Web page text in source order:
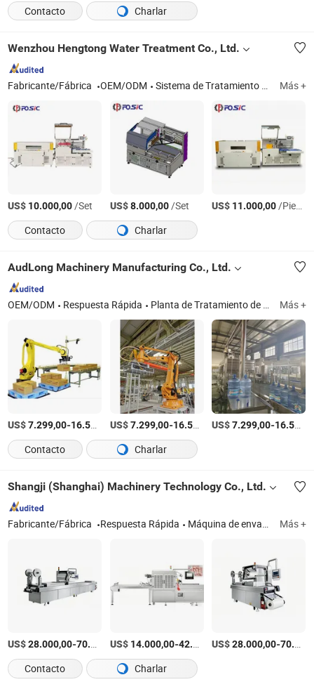
Contacto Charlar
Wenzhou Hengtong Water Treatment Co., Ltd.
Fabricante/Fábrica OEM/ODM Sistema de Tratamiento de Agua, Filtro de Agua, Recipiente a Presión, Carcasa del Filtro Más +
US$ 10.000,00/Set US$8.000,00/Set US$ 11.000,00/Pieza
Contacto
Charlar
AudLong Machinery Manufacturing Co., Ltd.
OEM/ODM Respuesta Rápida Planta de Tratamiento de Agua, Máquina de Llenado de Agua, Máquina de Llenado de Agua para Botellas con Grifo Más +
US$7.299,00-16.500,00 /Set
US$7.299,00-16.500,00 /Set
US$7.299,00-16.500,00
Contacto Charlar
Shangji (Shanghai) Machinery Technology Co., Ltd.
Fabricante/Fábrica Respuesta Rápida Máquina de envasado al vacío, máquina de envasado por termoformado, máquina de envasado al vacío para alimentos, máquina de envasado al vacío en piel, máquina de envasado en atmósfera modificada Más +
US$28.000,00-70.000,00 /Pieza
US$ 14.000,00-42.000,00 /Pieza
US$28.000,00-70.000,00
Contacto Charlar